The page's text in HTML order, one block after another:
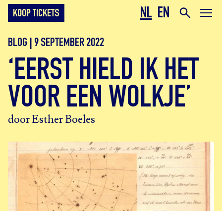
NL EN
KOOP TICKETS
BLOG | 9 SEPTEMBER 2022
‘EERST HIELD IK HET
VOOR EEN WOLKJE’
door Esther Boeles